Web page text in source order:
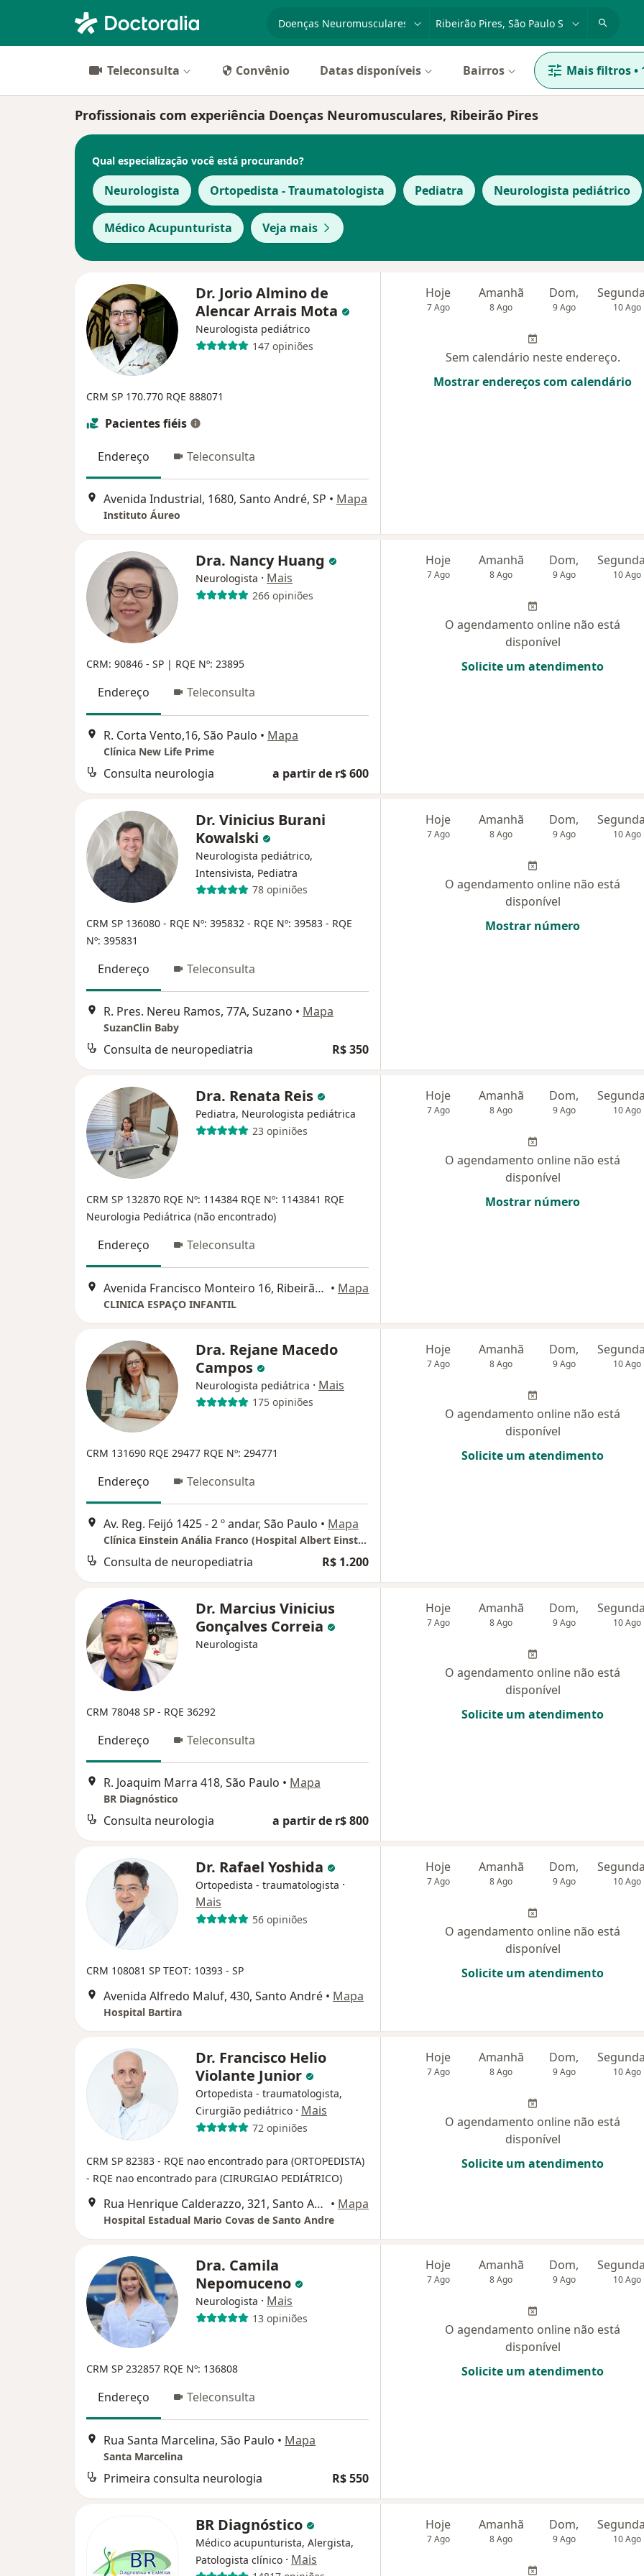
Teleconsulta Convênio Datas disponíveis Bairros Mais filtros•
Profissionais com experiência Doenças Neuromusculares, Ribeirão Pires
Qual especialização você está procurando?
Neurologista Ortopedista - Traumatologista Pediatra Neurologista pediátrico
Médico Acupunturista Veja mais
Dr. Jorio Almino de
Alencar Arrais Mota
Neurologista pediátrico
147 opiniões
CRM SP 170.770 RQE 888071
Pacientes fiéis
Endereço Teleconsulta
Avenida Industrial, 1680, Santo André, SP • Mapa
Instituto Áureo
Hoje
7 Ago
Amanhã
8 Ago
Dom,
9 Ago 10 Ago
Sem calendário neste endereço.
Mostrar endereços com calendário
Dra. Nancy Huang
Neurologista · Mais
266 opiniões
CRM: 90846 - SP | RQE Nº: 23895
Endereço Teleconsulta
R. Corta Vento,16, São Paulo • Mapa
Clínica New Life Prime
Consulta neurologia a partir de r$ 600
Hoje
7 Ago
Amanhã
8 Ago
Dom,
9 Ago 10 Ago
O agendamento online não está
disponível
Solicite um atendimento
Dr. Vinicius Burani
Kowalski
Neurologista pediátrico,
Intensivista, Pediatra
78 opiniões
CRM SP 136080 - RQE Nº: 395832 - RQE Nº: 39583 - RQE
Nº: 395831
Endereço Teleconsulta
R. Pres. Nereu Ramos, 77A, Suzano • Mapa
SuzanClin Baby
Consulta de neuropediatria R$ 350
Hoje
7 Ago
Amanhã
8 Ago
Dom,
9 Ago 10 Ago
O agendamento online não está
disponível
Mostrar número
Dra. Renata Reis
Pediatra, Neurologista pediátrica
23 opiniões
CRM SP 132870 RQE Nº: 114384 RQE Nº: 1143841 RQE
Neurologia Pediátrica (não encontrado)
Endereço Teleconsulta
Avenida Francisco Monteiro 16, Ribeirão Pires • Mapa
CLINICA ESPAÇO INFANTIL
Hoje
7 Ago
Amanhã
8 Ago
Dom,
9 Ago 10 Ago
O agendamento online não está
disponível
Mostrar número
Dra. Rejane Macedo
Campos
Neurologista pediátrica · Mais
175 opiniões
CRM 131690 RQE 29477 RQE Nº: 294771
Endereço Teleconsulta
Av. Reg. Feijó 1425 - 2 º andar, São Paulo • Mapa
Clínica Einstein Anália Franco (Hospital Albert Einstein)
Consulta de neuropediatria R$ 1.200
Hoje
7 Ago
Amanhã
8 Ago
Dom,
9 Ago 10 Ago
O agendamento online não está
disponível
Solicite um atendimento
Dr. Marcius Vinicius
Gonçalves Correia
Neurologista
CRM 78048 SP - RQE 36292
Endereço Teleconsulta
R. Joaquim Marra 418, São Paulo • Mapa
BR Diagnóstico
Consulta neurologia a partir de r$ 800
Hoje
7 Ago
Amanhã
8 Ago
Dom,
9 Ago 10 Ago
O agendamento online não está
disponível
Solicite um atendimento
Dr. Rafael Yoshida
Ortopedista - traumatologista ·
Mais
56 opiniões
CRM 108081 SP TEOT: 10393 - SP
Avenida Alfredo Maluf, 430, Santo André • Mapa
Hospital Bartira
Hoje
7 Ago
Amanhã
8 Ago
Dom,
9 Ago 10 Ago
O agendamento online não está
disponível
Solicite um atendimento
Dr. Francisco Helio
Violante Junior
Ortopedista - traumatologista,
Cirurgião pediátrico · Mais
72 opiniões
CRM SP 82383 - RQE nao encontrado para (ORTOPEDISTA)
- RQE nao encontrado para (CIRURGIAO PEDIÁTRICO)
Rua Henrique Calderazzo, 321, Santo André • Mapa
Hospital Estadual Mario Covas de Santo Andre
Hoje
7 Ago
Amanhã
8 Ago
Dom,
9 Ago 10 Ago
O agendamento online não está
disponível
Solicite um atendimento
Dra. Camila
Nepomuceno
Neurologista · Mais
13 opiniões
CRM SP 232857 RQE Nº: 136808
Endereço Teleconsulta
Rua Santa Marcelina, São Paulo • Mapa
Santa Marcelina
Primeira consulta neurologia R$ 550
Hoje
7 Ago
Amanhã
8 Ago
Dom,
9 Ago 10 Ago
O agendamento online não está
disponível
Solicite um atendimento
BR Diagnóstico
Médico acupunturista, Alergista,
Patologista clínico · Mais
Hoje
7 Ago
Amanhã
8 Ago
Dom,
9 Ago 10 Ago